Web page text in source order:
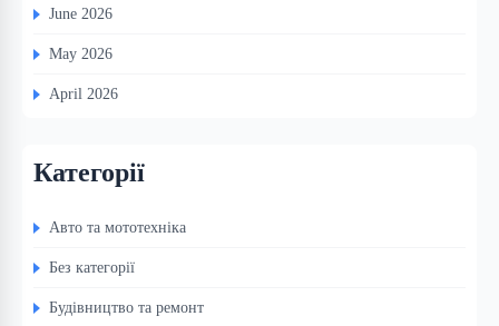
June 2026
May 2026
April 2026
Категорії
Авто та мототехніка
Без категорії
Будівництво та ремонт